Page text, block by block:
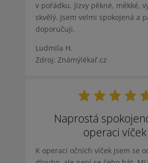
v pořádku. Jizvy pěkné, měkké,
skvělý. Jsem velmi spokojená a
doporučuji.
Ludmila H.
Zdroj: Známýlékař.cz
Naprostá
operaci víček
K operaci očních víček jsem se